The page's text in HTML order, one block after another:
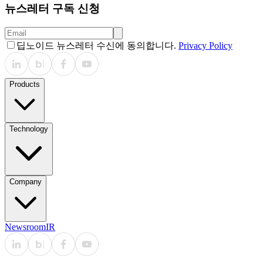
뉴스레터 구독 신청
딥노이드 뉴스레터 수신에 동의합니다. Privacy Policy
Products
Technology
Company
NewsroomIR